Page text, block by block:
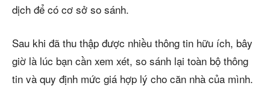
dịch để có cơ sở so sánh.
Sau khi đã thu thập được nhiều thông tin hữu ích, bây
giờ là lúc bạn cần xem xét, so sánh lại toàn bộ thông
tin và quy định mức giá hợp lý cho căn nhà của mình.